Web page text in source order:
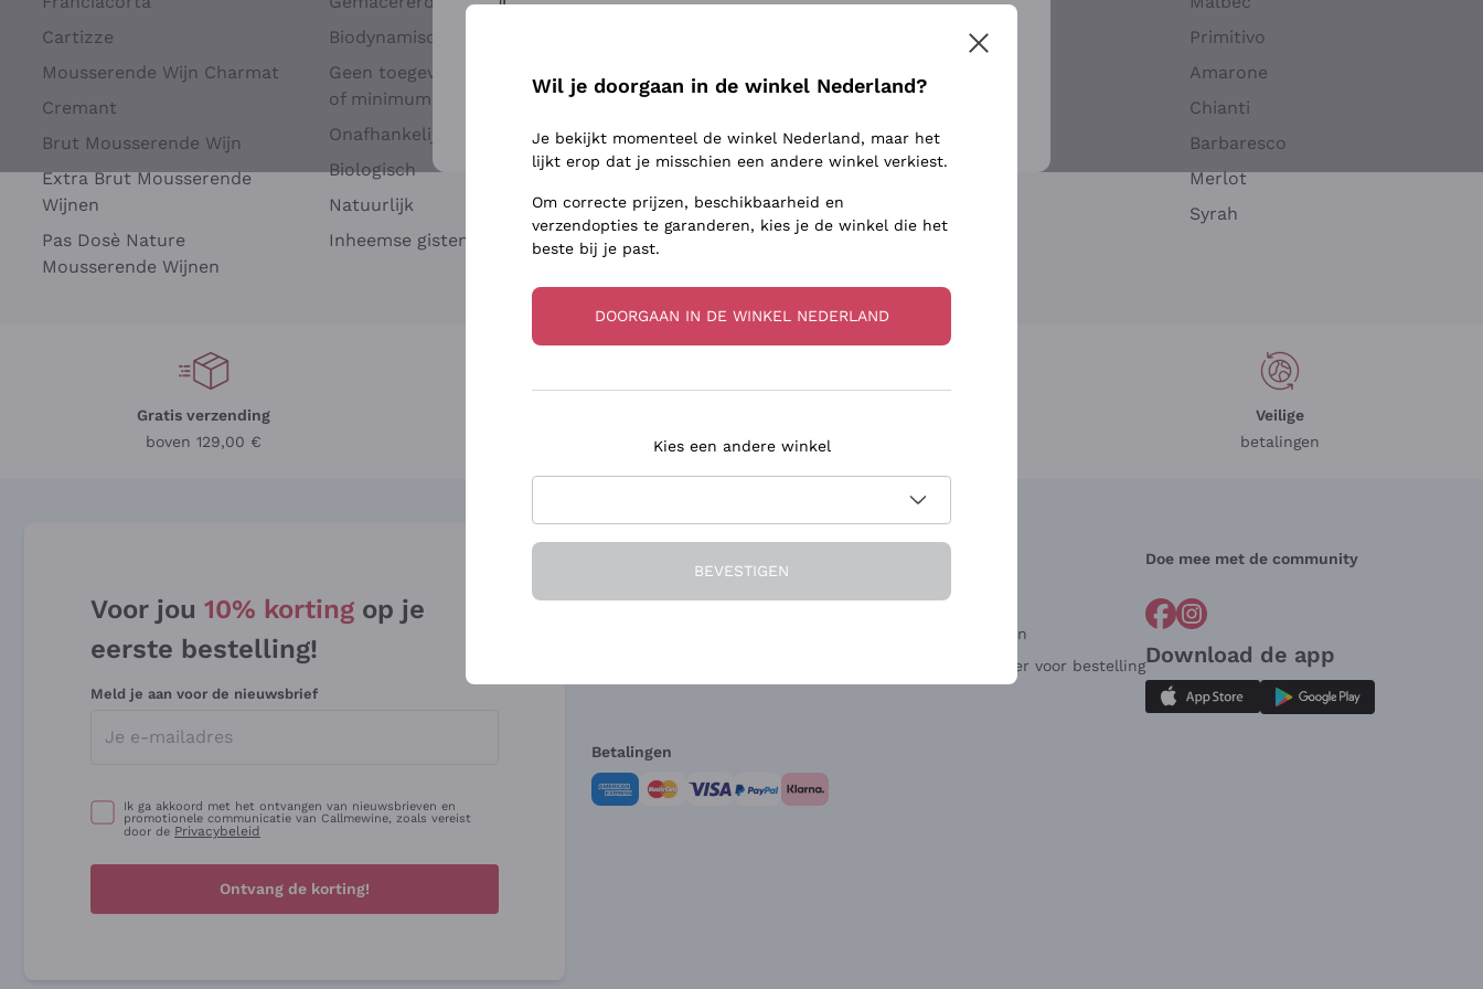
Cartizze
Mousserende Wijn Charmat
Cremant
Brut Mousserende Wijn
Extra Brut Mousserende
Wijnen
Pas Dosè Nature
Mousserende Wijnen
Biodynamisch
Geen toegevoegde sulfieten
of minimum
Onafhankelijke Wijnbouwers
Biologisch
Natuurlijk
Inheemse gisten
Argiolas
Ca' dei Frati
Chardonnay
Sauvignon
Primitivo
Amarone
Chianti
Barbaresco
Merlot
Syrah
Gratis verzending
boven 129,00 €
Veilige
betalingen
Voor jou 10% korting op je
eerste bestelling!
Meld je aan voor de nieuwsbrief
Ik ga akkoord met het ontvangen van nieuwsbrieven en
promotionele communicatie van Callmewine, zoals vereist
door de Privacybeleid
Ontvang de korting!
Over ons
Klantenservice
Verkoopvoorwaarden
Herroepingsformulier voor bestelling
Doe mee met de community
Download de app
Betalingen
Voor meer informatie, lees onzePrivacybeleid
Wil je doorgaan in de winkel Nederland?
Je bekijkt momenteel de winkel Nederland, maar het
lijkt erop dat je misschien een andere winkel verkiest.
Om correcte prijzen, beschikbaarheid en
verzendopties te garanderen, kies je de winkel die het
beste bij je past.
DOORGAAN IN DE WINKEL NEDERLAND
Kies een andere winkel
BEVESTIGEN